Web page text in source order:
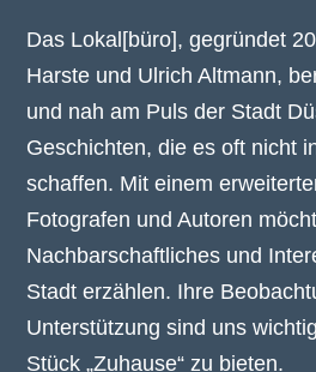
Das Lokal[büro], gegründet
Harste und Ulrich Altmann,
und nah am Puls der Stadt
Geschichten, die es oft nicht
schaffen. Mit einem
Fotografen und Autoren
Nachbarschaftliches und
Stadt erzählen. Ihre
Unterstützung sind uns
Stück „Zuhause“ zu bieten.